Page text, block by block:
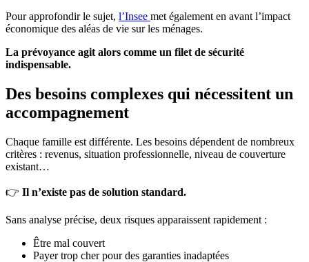
Pour approfondir le sujet, l’Insee met également en avant l’impact
économique des aléas de vie sur les ménages.
La prévoyance agit alors comme un filet de sécurité
indispensable.
Des besoins complexes qui nécessitent un
accompagnement
Chaque famille est différente. Les besoins dépendent de nombreux
critères : revenus, situation professionnelle, niveau de couverture
existant…
👉 Il n’existe pas de solution standard.
Sans analyse précise, deux risques apparaissent rapidement :
Être mal couvert
Payer trop cher pour des garanties inadaptées